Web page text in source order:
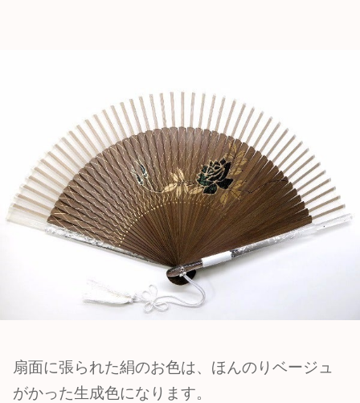
扇面に張られた絹のお色は、ほんのりベージュ
がかった生成色になります。